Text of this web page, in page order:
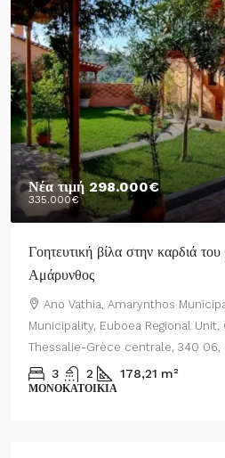
Νέα τιμή 298.000€
335.000€
Γοητευτική βίλα στην καρδιά
Αμάρυνθος
Ano Vathia, Amarynthos
Municipality, Euboea Regional
Thessalie-Grèce centrale, 340 06,
3 2 178,21 m²
ΜΟΝΟΚΑΤΟΙΚΊΑ